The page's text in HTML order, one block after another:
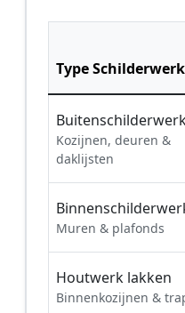
Type Schilderwerk
Kozijnen, deuren &
daklijsten
Muren & plafonds
Houtwerk lakken
Binnenkozijnen &